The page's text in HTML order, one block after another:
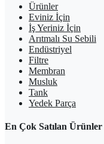
Ürünler
Eviniz İçin
İş Yeriniz İçin
Arıtmalı Su Sebili
Endüstriyel
Filtre
Membran
Musluk
Tank
Yedek Parça
En Çok Satılan Ürünler